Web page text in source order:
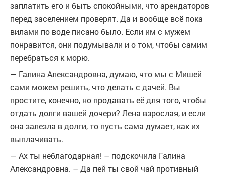
заплатить его и быть спокойными, что арендаторов
перед заселением проверят. Да и вообще всё пока
вилами по воде писано было. Если им с мужем
понравится, они подумывали и о том, чтобы самим
перебраться к морю.
— Галина Александровна, думаю, что мы с Мишей
сами можем решить, что делать с дачей. Вы
простите, конечно, но продавать её для того, чтобы
отдать долги вашей дочери? Лена взрослая, и если
она залезла в долги, то пусть сама думает, как их
выплачивать.
— Ах ты неблагодарная! – подскочила Галина
Александровна. – Да пей ты свой чай противный